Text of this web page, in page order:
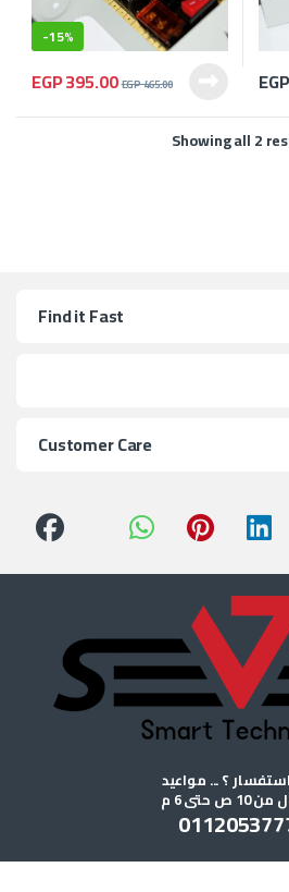
-15%
EGP395.00EGP465.00 EGP
Showing all 2
Find it Fast
Customer Care
؟ ... مواعيد
ص حتى 6 م